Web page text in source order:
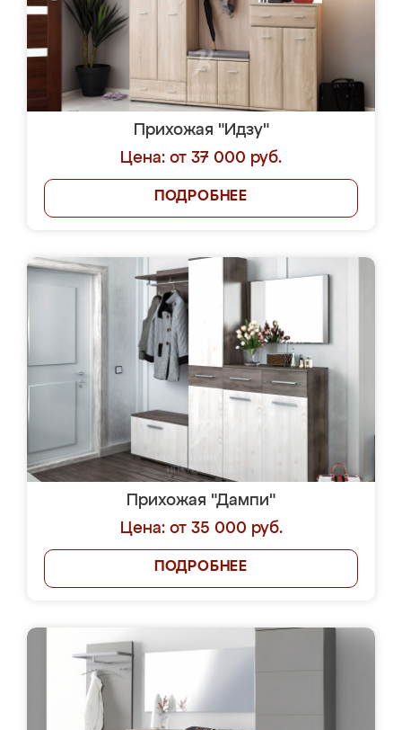
Прихожая "Идзу"
Цена: от 37 000 руб.
ПОДРОБНЕЕ
Прихожая "Дампи"
Цена: от 35 000 руб.
ПОДРОБНЕЕ